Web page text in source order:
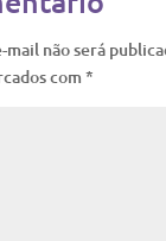
mail não será
com *